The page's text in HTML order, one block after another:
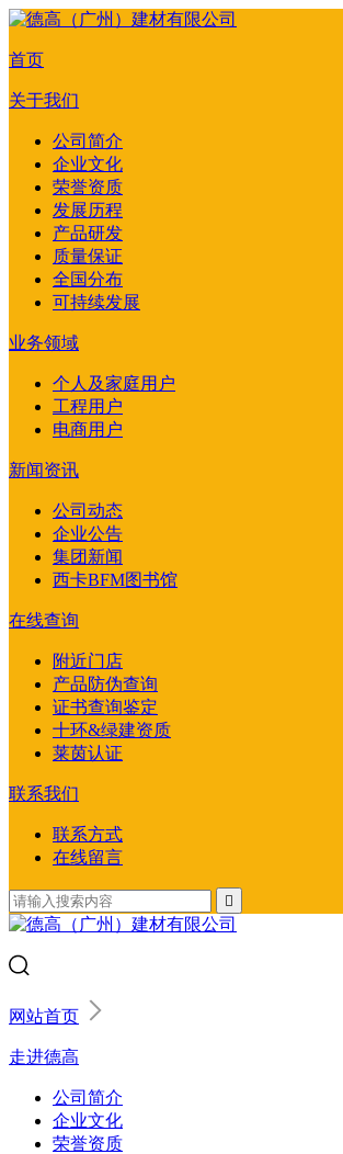
首页
关于我们
公司简介
企业文化
荣誉资质
发展历程
产品研发
质量保证
全国分布
可持续发展
业务领域
个人及家庭用户
工程用户
电商用户
新闻资讯
公司动态
企业公告
集团新闻
西卡BFM图书馆
在线查询
附近门店
产品防伪查询
证书查询鉴定
十环&绿建资质
莱茵认证
联系我们
联系方式
在线留言

网站首页
走进德高
公司简介
企业文化
荣誉资质